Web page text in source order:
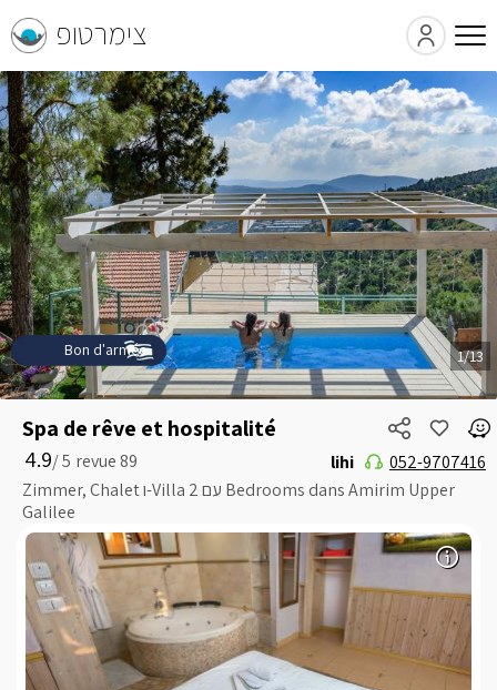
צימרטופ
Spa de rêve et hospitalité
5 /
4.9
Zimmer, Chalet ו-Villa עם 2 Bedrooms dans Amirim Upper
Galilee
lihi 052-9707416
1/13
Bon d'armée